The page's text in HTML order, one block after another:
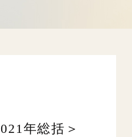
年総括＞